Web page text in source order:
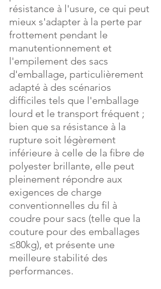
résistance à l'usure, ce qui peut
mieux s'adapter à la perte par
frottement pendant le
manutentionnement et
l'empilement des sacs
d'emballage, particulièrement
adapté à des scénarios
difficiles tels que l'emballage
lourd et le transport fréquent ;
bien que sa résistance à la
rupture soit légèrement
inférieure à celle de la fibre de
polyester brillante, elle peut
pleinement répondre aux
exigences de charge
conventionnelles du fil à
coudre pour sacs (telle que la
couture pour des emballages
≤80kg), et présente une
meilleure stabilité des
performances.